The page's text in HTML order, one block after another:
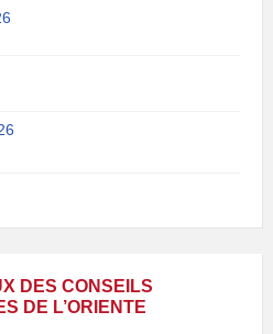
DES CONSEILS
DE L’ORIENTE